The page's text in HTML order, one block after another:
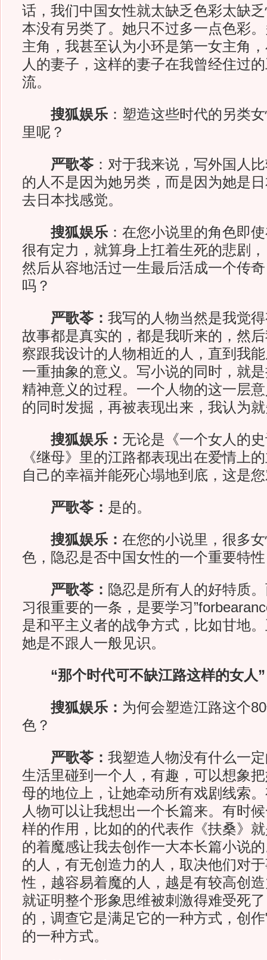
话，我们中国女性就太缺乏色彩太缺
本没有另类了。她只不过多一点色彩
主角，我甚至认为小环是第一女主角
人的妻子，这样的妻子在我曾经住过
流。
搜狐娱乐：塑造这些时代的另类
里呢？
严歌苓：对于我来说，写外国人
的人不是因为她另类，而是因为她是
去日本找感觉。
搜狐娱乐：在您小说里的角色即
很有定力，就算身上扛着生死的悲剧
然后从容地活过一生最后活成一个传
吗？
严歌苓： 我写的人物当然是我觉
故事都是真实的，都是我听来的，然
察跟我设计的人物相近的人，直到我
一重抽象的意义。写小说的同时，就
精神意义的过程。一个人物的这一层
的同时发掘，再被表现出来，我认为
搜狐娱乐： 无论是《一个女人的
《继母》里的江路都表现出在爱情上
自己的幸福并能死心塌地到底，这是
严歌苓： 是的。
搜狐娱乐： 在您的小说里，很多
色，隐忍是否中国女性的一个重要特
严歌苓： 隐忍是所有人的好特质
习很重要的一条，是要学习
是和平主义者的战争方式，比如甘地
她是不跟人一般见识。
“那个时代可不缺江路这样的女人”
搜狐娱乐： 为何会塑造江路这个
色？
严歌苓： 我塑造人物没有什么一
生活里碰到一个人，有趣，可以想象
母的地位上，让她牵动所有戏剧线索
人物可以让我想出一个长篇来。有时
样的作用，比如的的代表作《扶桑》
的着魔感让我去创作一大本长篇小说
的人，有无创造力的人，取决他们对
性，越容易着魔的人，越是有较高创
就证明整个形象思维被刺激得难受死
的，调查它是满足它的一种方式，创
的一种方式。